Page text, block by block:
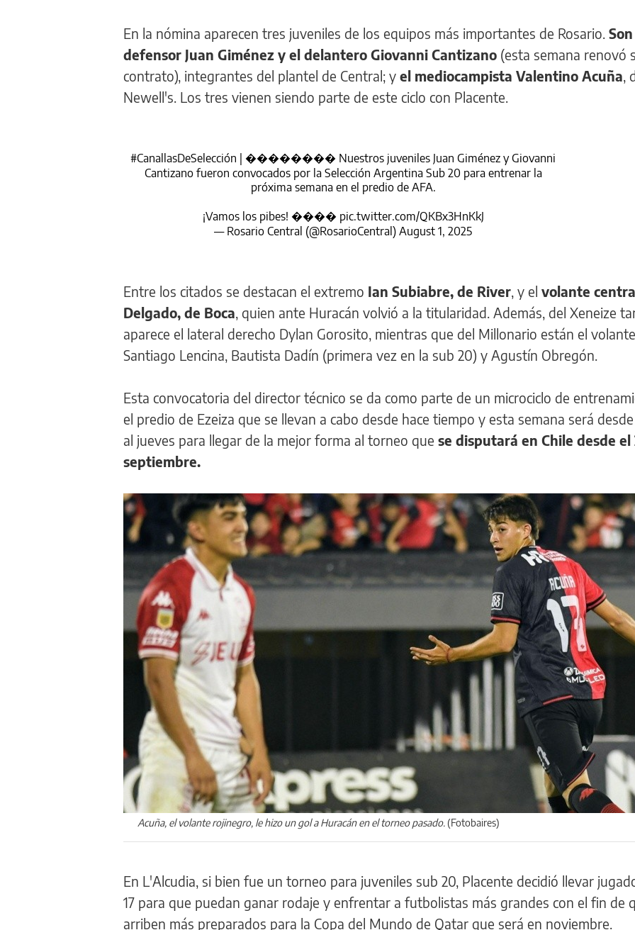
En la nómina aparecen tres juveniles de los equipos más importantes de Rosario.
defensor Juan Giménez y el delantero Giovanni Cantizano (esta semana renovó
contrato), integrantes del plantel de Central; y el mediocampista Valentino Acuña,
Newell's. Los tres vienen siendo parte de este ciclo con Placente.
#CanallasDeSelección | �������� Nuestros juveniles Juan Giménez y Giovanni
Cantizano fueron convocados por la Selección Argentina Sub 20 para entrenar la
próxima semana en el predio de AFA.
¡Vamos los pibes! ���� pic.twitter.com/QKBx3HnKkJ
— Rosario Central (@RosarioCentral) August 1, 2025
Entre los citados se destacan el extremo Ian Subiabre, de River, y el volante
Delgado, de Boca, quien ante Huracán volvió a la titularidad. Además, del Xeneize
aparece el lateral derecho Dylan Gorosito, mientras que del Millonario están el volante
Santiago Lencina, Bautista Dadín (primera vez en la sub 20) y Agustín Obregón.
Esta convocatoria del director técnico se da como parte de un microciclo de
el predio de Ezeiza que se llevan a cabo desde hace tiempo y esta semana será
al jueves para llegar de la mejor forma al torneo que se disputará en Chile desde el
septiembre.
Acuña, el volante rojinegro, le hizo un gol a Huracán en el torneo pasado. (Fotobaires)
En L'Alcudia, si bien fue un torneo para juveniles sub 20, Placente decidió llevar
17 para que puedan ganar rodaje y enfrentar a futbolistas más grandes con el fin de
arriben más preparados para la Copa del Mundo de Qatar que será en noviembre.